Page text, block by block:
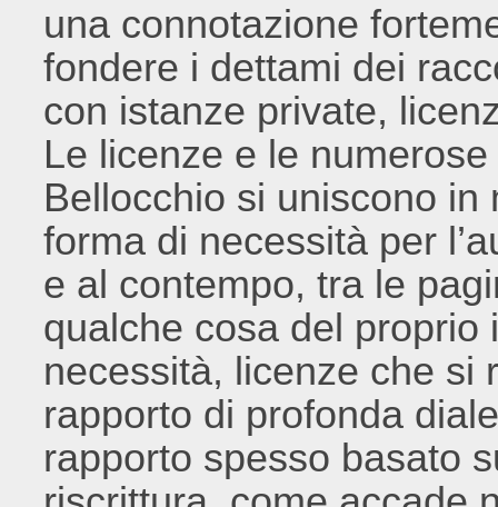
una connotazione
fondere i dettami dei
con istanze private,
Le licenze e le
Bellocchio si uniscono
forma di necessità per
e al contempo, tra le
qualche cosa del proprio
necessità, licenze che si
rapporto di profonda
rapporto spesso basato